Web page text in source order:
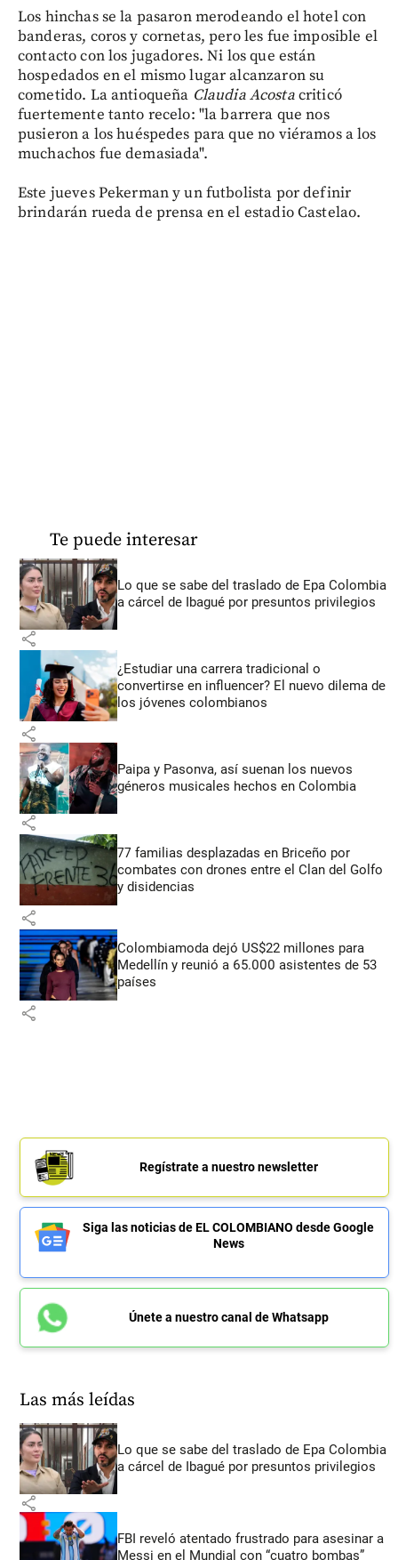
Los hinchas se la pasaron merodeando el hotel con
banderas, coros y cornetas, pero les fue imposible el
contacto con los jugadores. Ni los que están
hospedados en el mismo lugar alcanzaron su
cometido. La antioqueña Claudia Acostacriticó
fuertemente tanto recelo: "la barrera que nos
pusieron a los huéspedes para que no viéramos a los
muchachos fue demasiada".
Este jueves Pekerman y un futbolista por definir
brindarán rueda de prensa en el estadio Castelao.
Te puede interesar
Lo que se sabe del traslado de Epa Colombia
a cárcel de Ibagué por presuntos privilegios
share
¿Estudiar una carrera tradicional o
convertirse en influencer? El nuevo dilema de
los jóvenes colombianos
share
Paipa y Pasonva, así suenan los nuevos
géneros musicales hechos en Colombia
share
77 familias desplazadas en Briceño por
combates con drones entre el Clan del Golfo
y disidencias
share
Colombiamoda dejó US$22 millones para
Medellín y reunió a 65.000 asistentes de 53
países
share
Regístrate a nuestro newsletter
Siga las noticias de EL COLOMBIANO desde Google
News
Únete a nuestro canal de Whatsapp
Las más leídas
Lo que se sabe del traslado de Epa Colombia
a cárcel de Ibagué por presuntos privilegios
share
FBI reveló atentado frustrado para asesinar a
Messi en el Mundial con “cuatro bombas”